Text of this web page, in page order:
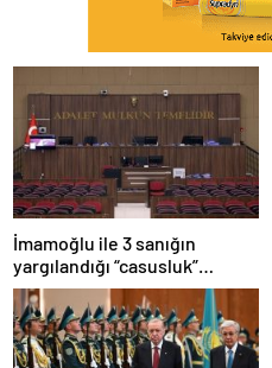
İmamoğlu ile 3 sanığın
yargılandığı “casusluk”
davasında ara karar
açıklandı…Tutukluluk
hallerinin devamına karar
verildi